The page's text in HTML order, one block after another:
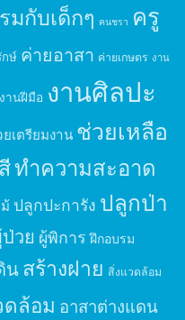
มกับเด็กๆ คนชรา ครู
ษ์ ค่ายอาสา ค่ายเกษตร งาน
งานฝีมือ งานศิลปะ
เตรียมงาน ช่วยเหลือ
ทำความสะอาด
ปลูกปะการัง ปลูกป่า
วย ผู้พิการ ฝึกอบรม
นสร้างฝาย สิ่งแวดล้อม
ล้อม อาสาต่างแดน